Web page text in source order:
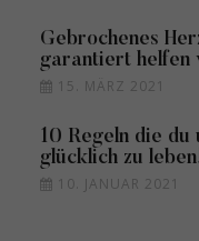
Gebrochenes
garantiert helfen
15. MÄRZ 2021
10 Regeln die du
glücklich zu
10. JANUAR 2021